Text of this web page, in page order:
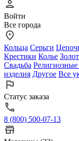
Войти
Все города
Кольца Серьги
Крестики Колье
Свадьба
изделия Другое Все
Статус заказа
8 (800) 500-07-13